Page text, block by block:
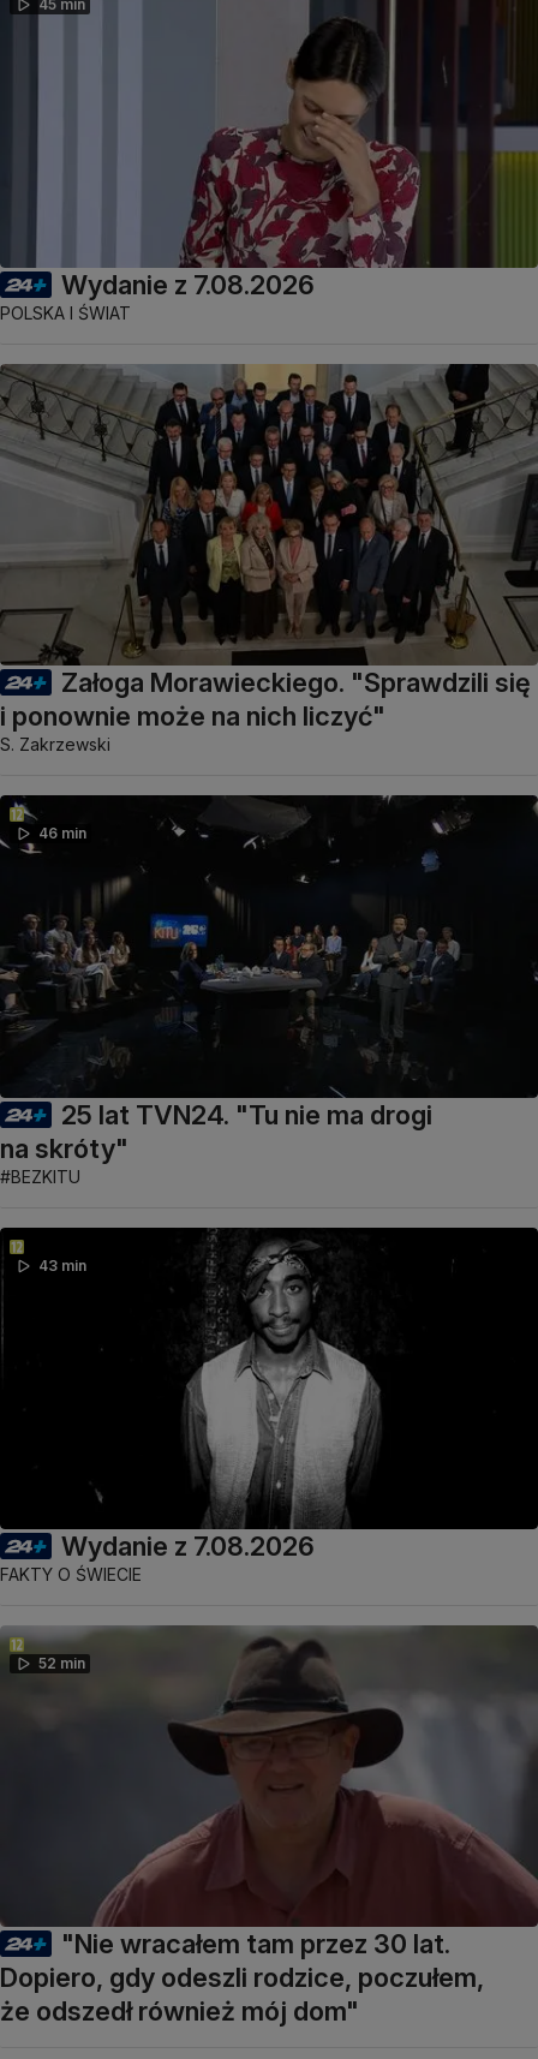
45 min
Wydanie z 7.08.2026
POLSKA I ŚWIAT
Załoga Morawieckiego. "Sprawdzili się
i ponownie może na nich liczyć"
S. Zakrzewski
46 min
25 lat TVN24. "Tu nie ma drogi
na skróty"
#BEZKITU
43 min
Wydanie z 7.08.2026
FAKTY O ŚWIECIE
52 min
"Nie wracałem tam przez 30 lat.
Dopiero, gdy odeszli rodzice, poczułem,
że odszedł również mój dom"